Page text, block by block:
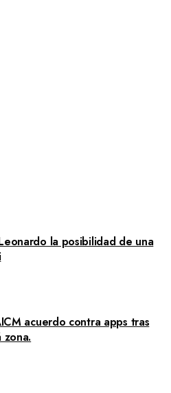
la posibilidad de una
acuerdo contra apps tras